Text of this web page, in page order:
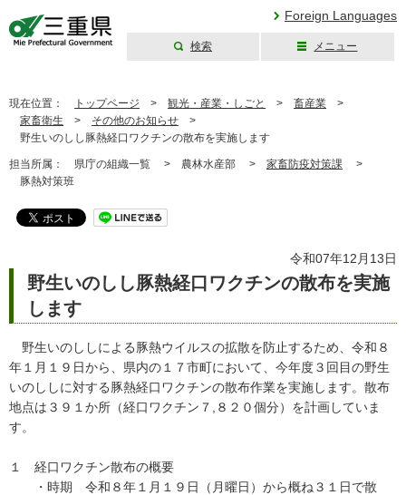
Foreign Languages
検索 メニュー
現在位置： トップページ > 観光・産業・しごと > 畜産業 >
家畜衛生 > その他のお知らせ >
野生いのしし豚熱経口ワクチンの散布を実施します
担当所属： 県庁の組織一覧 > 農林水産部 > 家畜防疫対策課 >
豚熱対策班
令和07年12月13日
野生いのしし豚熱経口ワクチンの散布を実施
します
野生いのししによる豚熱ウイルスの拡散を防止するため、令和８
年１月１９日から、県内の１７市町において、今年度３回目の野生
いのししに対する豚熱経口ワクチンの散布作業を実施します。散布
地点は３９１か所（経口ワクチン７,８２０個分）を計画していま
す。
１ 経口ワクチン散布の概要
・時期 令和８年１月１９日（月曜日）から概ね３１日で散